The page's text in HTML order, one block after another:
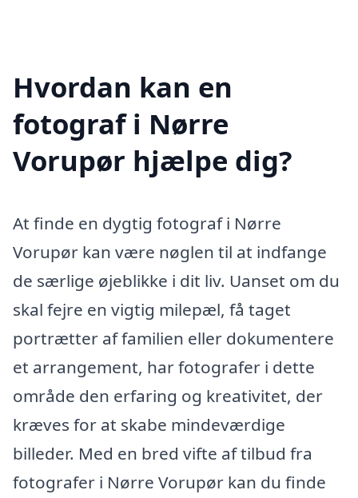
Hvordan kan en
fotograf i Nørre
Vorupør hjælpe dig?
At finde en dygtig fotograf i Nørre
Vorupør kan være nøglen til at indfange
de særlige øjeblikke i dit liv. Uanset om du
skal fejre en vigtig milepæl, få taget
portrætter af familien eller dokumentere
et arrangement, har fotografer i dette
område den erfaring og kreativitet, der
kræves for at skabe mindeværdige
billeder. Med en bred vifte af tilbud fra
fotografer i Nørre Vorupør kan du finde